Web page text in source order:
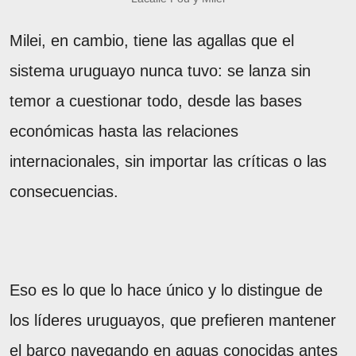
Milei, en cambio, tiene las agallas que el
sistema uruguayo nunca tuvo: se lanza sin
temor a cuestionar todo, desde las bases
económicas hasta las relaciones
internacionales, sin importar las críticas o las
consecuencias.
Eso es lo que lo hace único y lo distingue de
los líderes uruguayos, que prefieren mantener
el barco navegando en aguas conocidas antes